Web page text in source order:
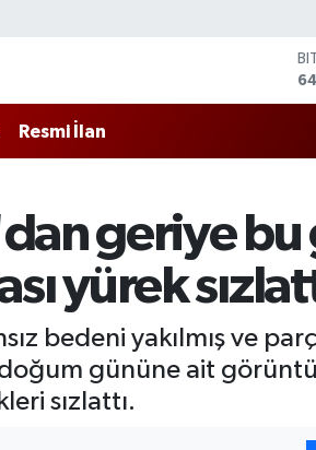
Resmi İlan
geriye
yürek
bedeni yakılmış ve
gününe ait
sızlattı.